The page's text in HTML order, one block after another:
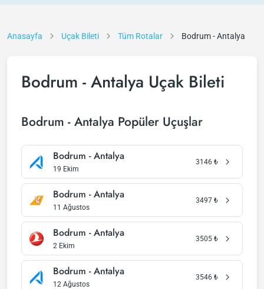
Anasayfa Uçak Bileti Tüm Rotalar Bodrum - Antalya
Bodrum - Antalya Uçak Bileti
Bodrum - Antalya Popüler Uçuşlar
Bodrum - Antalya
19 Ekim
3146 ₺
Bodrum - Antalya
11 Ağustos
3497 ₺
Bodrum - Antalya
2 Ekim
3505 ₺
Bodrum - Antalya
12 Ağustos
3546 ₺